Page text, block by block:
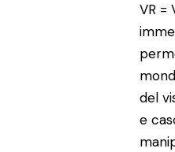
VR =
del
e